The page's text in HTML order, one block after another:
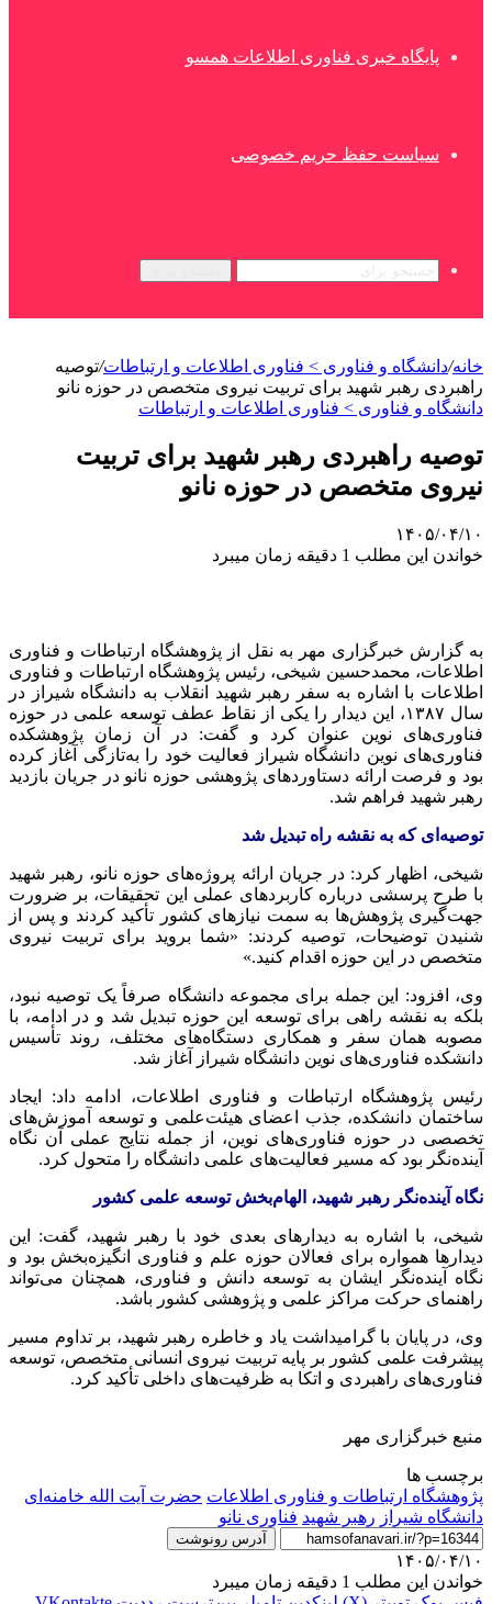
پایگاه خبری فناوری اطلاعات همسو
سیاست حفظ حریم خصوصی
خانه/دانشگاه و فناوری > فناوری اطلاعات و ارتباطات/توصیه
راهبردی رهبر شهید برای تربیت نیروی متخصص در حوزه نانو
دانشگاه و فناوری > فناوری اطلاعات و ارتباطات
توصیه راهبردی رهبر شهید برای تربیت
نیروی متخصص در حوزه نانو
۱۴۰۵/۰۴/۱۰
خواندن این مطلب 1 دقیقه زمان میبرد
به گزارش خبرگزاری مهر به نقل از پژوهشگاه ارتباطات و فناوری
اطلاعات، محمدحسین شیخی، رئیس پژوهشگاه ارتباطات و فناوری
اطلاعات با اشاره به سفر رهبر شهید انقلاب به دانشگاه شیراز در
سال ۱۳۸۷، این دیدار را یکی از نقاط عطف توسعه علمی در حوزه
فناوری‌های نوین عنوان کرد و گفت: در آن زمان پژوهشکده
فناوری‌های نوین دانشگاه شیراز فعالیت خود را به‌تازگی آغاز کرده
بود و فرصت ارائه دستاوردهای پژوهشی حوزه نانو در جریان بازدید
رهبر شهید فراهم شد.
توصیه‌ای که به نقشه راه تبدیل شد
شیخی، اظهار کرد: در جریان ارائه پروژه‌های حوزه نانو، رهبر شهید
با طرح پرسشی درباره کاربردهای عملی این تحقیقات، بر ضرورت
جهت‌گیری پژوهش‌ها به سمت نیازهای کشور تأکید کردند و پس از
شنیدن توضیحات، توصیه کردند: «شما بروید برای تربیت نیروی
متخصص در این حوزه اقدام کنید.»
وی، افزود: این جمله برای مجموعه دانشگاه صرفاً یک توصیه نبود،
بلکه به نقشه راهی برای توسعه این حوزه تبدیل شد و در ادامه، با
مصوبه همان سفر و همکاری دستگاه‌های مختلف، روند تأسیس
دانشکده فناوری‌های نوین دانشگاه شیراز آغاز شد.
رئیس پژوهشگاه ارتباطات و فناوری اطلاعات، ادامه داد: ایجاد
ساختمان دانشکده، جذب اعضای هیئت‌علمی و توسعه آموزش‌های
تخصصی در حوزه فناوری‌های نوین، از جمله نتایج عملی آن نگاه
آینده‌نگر بود که مسیر فعالیت‌های علمی دانشگاه را متحول کرد.
نگاه آینده‌نگر رهبر شهید، الهام‌بخش توسعه علمی کشور
شیخی، با اشاره به دیدارهای بعدی خود با رهبر شهید، گفت: این
دیدارها همواره برای فعالان حوزه علم و فناوری انگیزه‌بخش بود و
نگاه آینده‌نگر ایشان به توسعه دانش و فناوری، همچنان می‌تواند
راهنمای حرکت مراکز علمی و پژوهشی کشور باشد.
وی، در پایان با گرامیداشت یاد و خاطره رهبر شهید، بر تداوم مسیر
پیشرفت علمی کشور بر پایه تربیت نیروی انسانی متخصص، توسعه
فناوری‌های راهبردی و اتکا به ظرفیت‌های داخلی تأکید کرد.
منبع خبرگزاری مهر
برچسب ها
پژوهشگاه ارتباطات و فناوری اطلاعات حضرت آیت الله خامنه‌ای
دانشگاه شیراز رهبر شهید فناوری نانو
آدرس رونوشت
۱۴۰۵/۰۴/۱۰
خواندن این مطلب 1 دقیقه زمان میبرد